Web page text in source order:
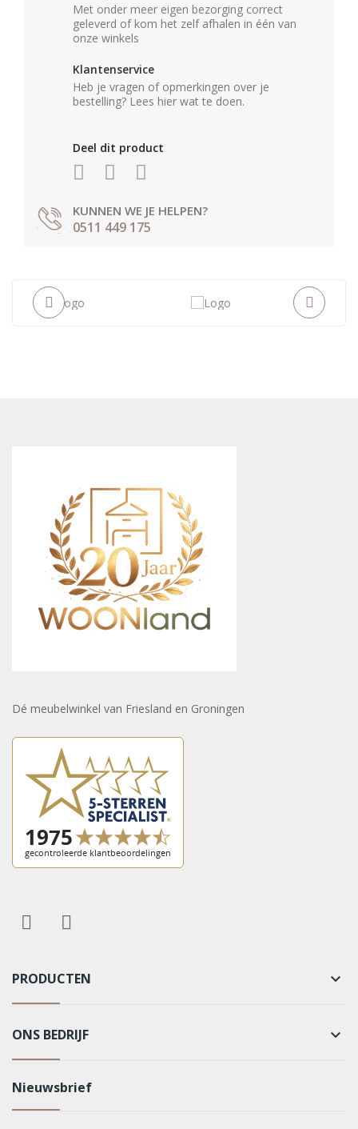
Met onder meer eigen bezorging correct
geleverd of kom het zelf afhalen in één van
onze winkels
Klantenservice
Heb je vragen of opmerkingen over je
bestelling? Lees hier wat te doen.
Deel dit product
KUNNEN WE JE HELPEN?
0511 449 175
Dé meubelwinkel van Friesland en Groningen
PRODUCTEN keyboard_arrow_down
ONS BEDRIJF keyboard_arrow_down
Nieuwsbrief